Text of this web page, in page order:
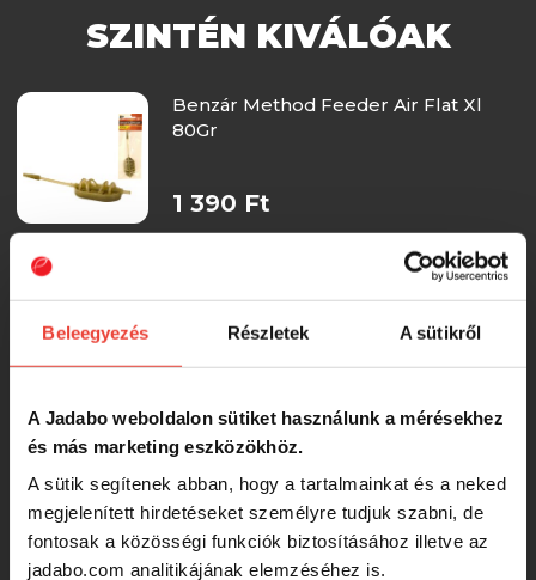
Beleegyezés Részletek A sütikről
A Jadabo weboldalon sütiket használunk a mérésekhez
és más marketing eszközökhöz.
A sütik segítenek abban, hogy a tartalmainkat és a neked
megjelenített hirdetéseket személyre tudjuk szabni, de
fontosak a közösségi funkciók biztosításához illetve az
jadabo.com analitikájának elemzéséhez is.
SZINTÉN KIVÁLÓAK
Benzár Method Feeder Air Flat Xl
80Gr
1 390 Ft
Nevis Távdobó Method feeder kosár
80g
1 177 Ft
Method Feeder Filex 40 g in line
feeder kosár
832 Ft